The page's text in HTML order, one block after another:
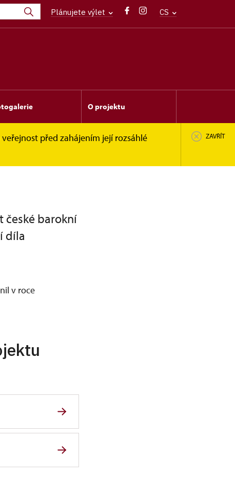
Plánujete výlet CS
O projektu
před zahájením její rozsáhlé
ZAVŘÍT
české barokní
díla
v roce